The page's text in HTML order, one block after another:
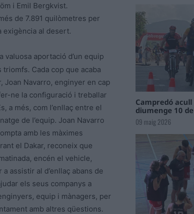
i Emil Bergkvist.
de 7.891 quilòmetres per
exigència al desert.
aportació d’un equip
Cada cop que acaba
Joan Navarro, enginyer en cap
ne la configuració i treballar
a més, com l’enllaç entre el
de l’equip. Joan Navarro
amb les màximes
el Dakar, reconeix que
encén el vehicle,
assistir al d’enllaç abans de
els seus companys a
equip i mànagers, per
amb altres qüestions.
Campredó
diumenge 10
09 maig 2026